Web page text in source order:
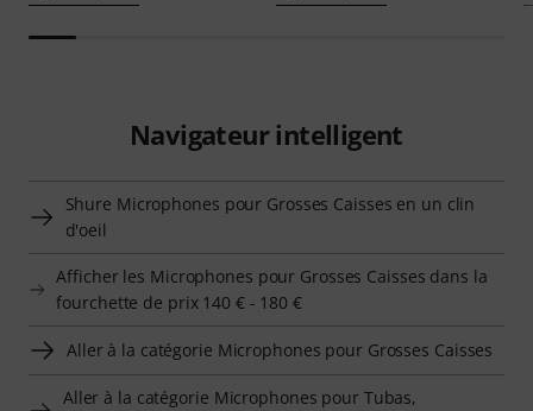
Navigateur intelligent
Shure Microphones pour Grosses Caisses en un clin
d'oeil
Afficher les Microphones pour Grosses Caisses dans la
fourchette de prix 140 € - 180 €
Aller à la catégorie Microphones pour Grosses Caisses
Aller à la catégorie Microphones pour Tubas,